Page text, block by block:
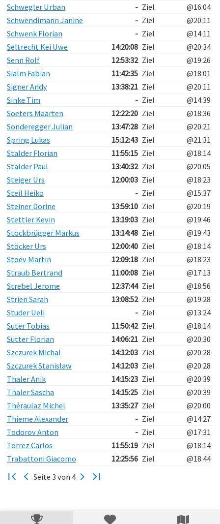
Schwegler Urban
- Ziel
@16:04
Schwendimann Janine
- Ziel
@20:11
Schwenk Florian
- Ziel
@14:11
Seltrecht Kei Uwe
14:20:08 Ziel
@20:34
Senn Rolf
12:53:32 Ziel
@19:26
Sialm Fabian
11:42:35 Ziel
@18:01
Signer Andy
13:38:21 Ziel
@20:11
Sinke Tim
- Ziel
@14:39
Soeters Maarten
12:22:20 Ziel
@18:36
Sonderegger Julian
13:47:28 Ziel
@20:21
Spring Lukas
15:12:43 Ziel
@21:31
Stalder Florian
11:55:15 Ziel
@18:14
Stalder Paul
13:40:32 Ziel
@20:05
Steiger Urs
12:00:03 Ziel
@18:23
Steil Heiko
- Ziel
@15:37
Steiner Dorine
13:59:10 Ziel
@20:19
Stettler Kevin
13:19:03 Ziel
@19:46
Stockbrügger Markus
13:14:48 Ziel
@19:43
Stöcker Urs
12:00:40 Ziel
@18:14
Stoev Martin
12:09:18 Ziel
@18:23
Straub Bertrand
11:00:08 Ziel
@17:13
Strebel Jerome
12:37:44 Ziel
@18:56
Strien Sarah
13:08:52 Ziel
@19:28
Studer Ueli
- Ziel
@13:24
Suter Tobias
11:50:42 Ziel
@18:14
Sutter Florian
14:06:21 Ziel
@20:30
Szczurek Michal
14:12:03 Ziel
@20:28
Szczurek Stanisław
14:12:03 Ziel
@20:28
Thaler Anik
14:15:23 Ziel
@20:39
Thaler Sascha
14:15:25 Ziel
@20:39
Théraulaz Michel
13:35:27 Ziel
@20:00
Thieme Alexander
- Ziel
@14:27
Todorov Anton
- Ziel
@17:31
Torrez Carlos
11:55:19 Ziel
@18:14
Trabattoni Giacomo
12:25:56 Ziel
@18:44
Seite 3 von 4